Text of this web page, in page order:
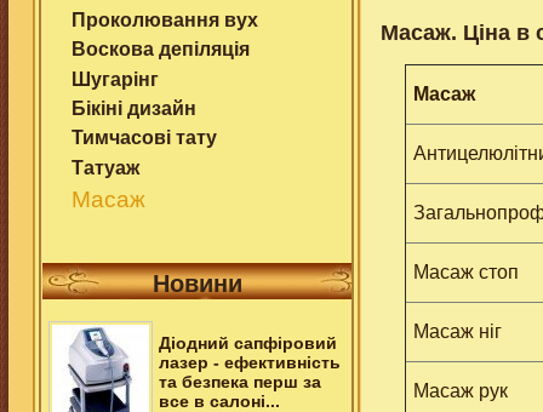
Проколювання вух
Воскова депіляція
Шугарінг
Бікіні дизайн
Тимчасовi тату
Татуаж
Масаж
Новини
Дiодний сапфiровий
лазер - ефективнiсть
та безпека перш за
все в салонi...
Масаж. Ціна в
Масаж
Масаж стоп
Масаж ніг
Масаж рук